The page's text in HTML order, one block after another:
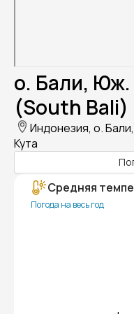
о. Бали,
(South Bali)
Индонезия, о.
Кута
Средняя
Погода на весь год